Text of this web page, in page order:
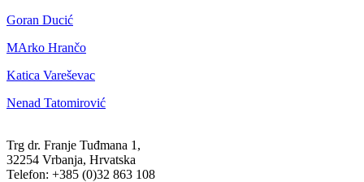
Goran Ducić
MArko Hrančo
Katica Vareševac
Nenad Tatomirović
Trg dr. Franje Tuđmana 1,
32254 Vrbanja, Hrvatska
Telefon: +385 (0)32 863 108